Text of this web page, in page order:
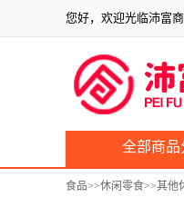
您好，欢迎光临沛富
全部商品
食品>>休闲零食>>其他